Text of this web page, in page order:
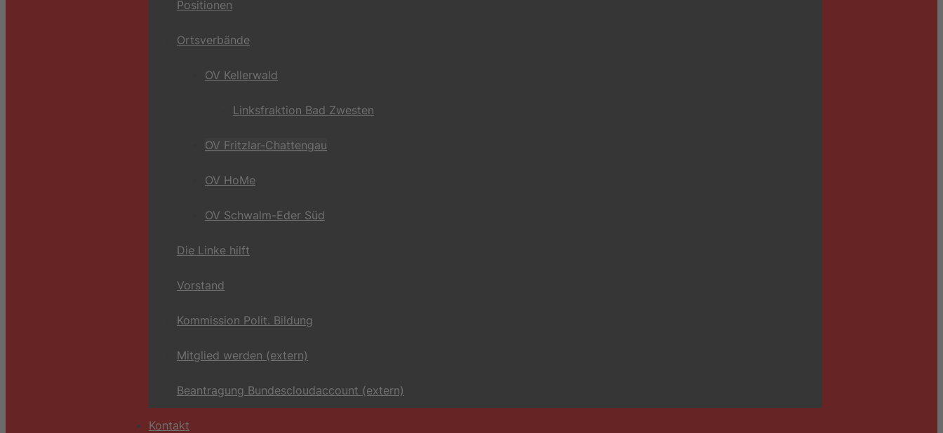
Positionen
Ortsverbände
OV Kellerwald
Linksfraktion Bad Zwesten
OV Fritzlar-Chattengau
OV HoMe
OV Schwalm-Eder Süd
Die Linke hilft
Vorstand
Kommission Polit. Bildung
Mitglied werden (extern)
Beantragung Bundescloudaccount (extern)
Kontakt